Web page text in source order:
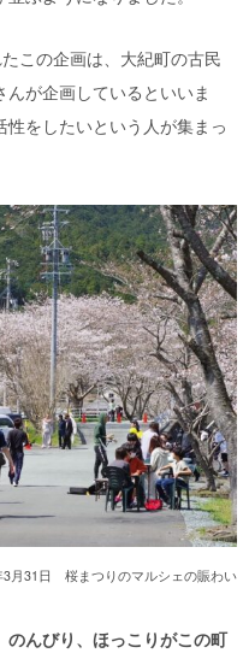
たこの企画は、大紀町の古民
んが企画しているといいま
性をしたいという人が集まっ
3月31日 桜まつりのマルシェの賑わい
のんびり、ほっこりがこの町